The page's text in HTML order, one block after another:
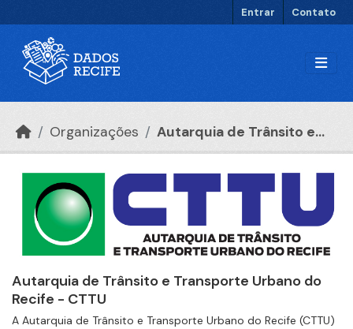
Entrar Contato
Organizações Autarquia de Trânsito e...
Autarquia de Trânsito e Transporte Urbano do
Recife - CTTU
A Autarquia de Trânsito e Transporte Urbano do Recife (CTTU)